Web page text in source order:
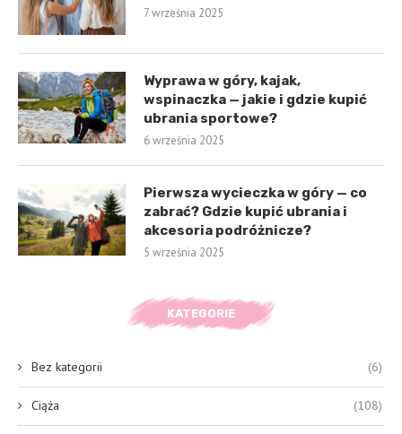
7 września 2025
Wyprawa w góry, kajak,
wspinaczka — jakie i gdzie kupić
ubrania sportowe?
6 września 2025
Pierwsza wycieczka w góry — co
zabrać? Gdzie kupić ubrania i
akcesoria podróżnicze?
5 września 2025
KATEGORIE
Bez kategorii (6)
Ciąża (108)